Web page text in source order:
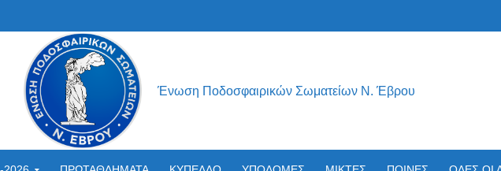
Ένωση Ποδοσφαιρικών Σωματείων Ν. Έβρου